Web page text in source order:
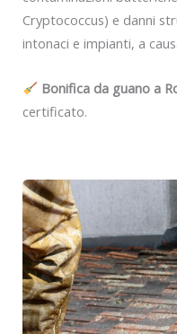
Cryptococcus) e danni
intonaci e impianti, a
Bonifica da guano a
certificato.